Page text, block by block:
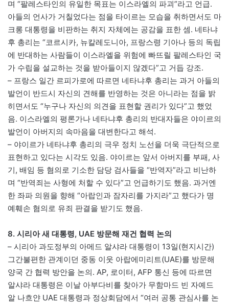
며 “팔레스타인의 유일한 목표는 이스라엘의 파괴”라고 언급.
아들의 언사가 거칠었다는 점을 타이르는 모습을 취하면서도 마
크롱 대통령을 비판하는 취지 자체에는 공감을 표한 셈. 네타냐
후 총리는 “코르시카, 뉴칼레도니아, 프랑스령 기아나 등의 독립
에 반대하는 사람들이 이스라엘을 위험에 빠뜨릴 팔레스타인 국
가 수립을 설교하는 것을 받아들이지 않겠다”고 거듭 강조.
– 프랑스 일간 르피가로에 따르면 네타냐후 총리는 과거 아들의
발언이 반드시 자신의 견해를 반영하는 것은 아니라는 점을 밝
히면서도 “누구나 자신의 의견을 표현할 권리가 있다”고 했었
음. 이스라엘의 평론가나 네타냐후 총리의 반대자들은 야이르의
발언이 아버지의 속마음을 대변한다고 해석.
– 야이르가 네타냐후 총리의 극우 정치 노선을 더욱 극단적으로
표현하고 있다는 시각도 있음. 야이르는 앞서 아버지를 부패, 사
기, 배임 등 혐의로 기소한 담당 검사들을 “반역자”라고 비난하
며 “반역죄는 사형에 처할 수 있다”고 언급하기도 했음. 과거엔
한 좌파 의원을 향해 “아랍인과 잠자리를 가지라”고 했다가 명
예훼손 혐의로 유죄 판결을 받기도 했음.
8. 시리아 새 대통령, UAE 방문해 재건 협력 논의
– 시리아 과도정부의 아메드 알샤라 대통령이 13일(현지시간)
그간불편한 관계이던 중동 이웃 아랍에미리트(UAE)를 방문해
양국 간 협력 방안을 논의. AP, 로이터, AFP 통신 등에 따르면
알샤라 대통령은 이날 아부다비를 찾아가 무함마드 빈 자예드
알 나흐얀 UAE 대통령과 정상회담에서 “여러 공통 관심사를 논